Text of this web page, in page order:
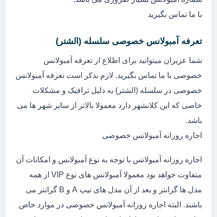
با ما تماس بگیرید
تعرفه آمبولانس خصوصی سلسله (الشتر)
شما عزیزان میتوانید برای اطلاع از تعرفه آمبولانس
خصوصی با ما تماس بگیرید. لازم بذکر است تعرفه آمبولانس
خصوصی در سلسله (الشتر) به دلیل ترافیک و مشکلات
خاصی که این کلانشهر دارد معمولا بالاتر از سایر شهر ها می
باشد.
اجاره روزانه آمبولانس خصوصی
اجاره روزانه آمبولانس با توجه به نوع آمبولانس و امکانات آن
متفاوت خواهد بود معمولا آمبولانس های نوع VIP از همه
مدل ها گرانتر و بعد از آن مدل های تیپ A و B گرانتر می
باشند. البته اجاره روزانه آمبولانس خصوصی در موارد خاص